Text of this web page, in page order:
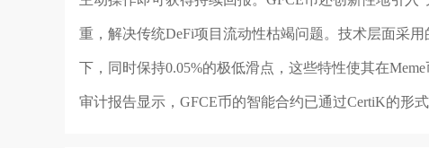
重，解决传统DeFi项目流动性枯竭问题。技术层面采
下，同时保持0.05%的极低滑点，这些特性使其在
审计报告显示，GFCE币的智能合约已通过CertiK的形